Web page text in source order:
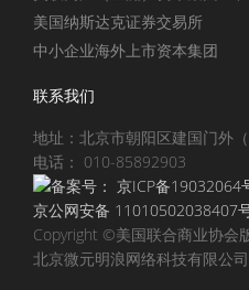
美国纳斯达克证券交易所
中小企业海外上市资本集团
联系我们
地址：北京市朝阳区建国门外
电话： 010-85892903
备案号： 京ICP备19032064
京公网安备 11010502038407
Copyright ©美国联合商业协会
北京微元明浪网络科技有限公